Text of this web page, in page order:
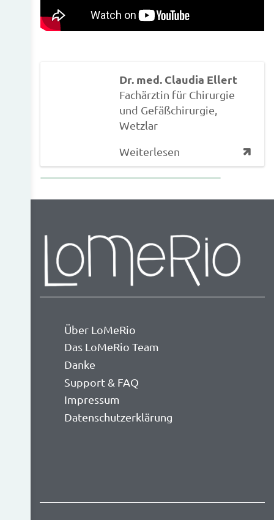
Dr. med. Claudia Ellert
Fachärztin für Chirurgie
und Gefäßchirurgie,
Wetzlar
Weiterlesen
Über LoMeRio
Das LoMeRio Team
Danke
Support & FAQ
Impressum
Datenschutzerklärung